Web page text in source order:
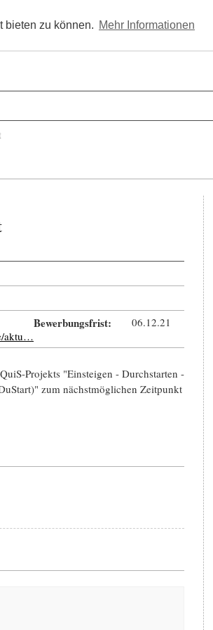
bieten zu können. Mehr Informationen
Kostenlos registrieren
aktu…
Bewerbungsfrist: 06.12.21
Projekts "Einsteigen - Durchstarten -
zum nächstmöglichen Zeitpunkt